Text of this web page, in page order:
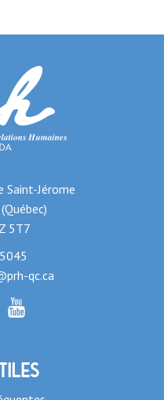
Saint-Jérome
5T7
qc.ca